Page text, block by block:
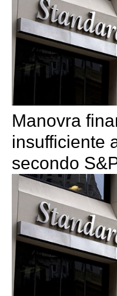
Manovra
insufficiente
secondo